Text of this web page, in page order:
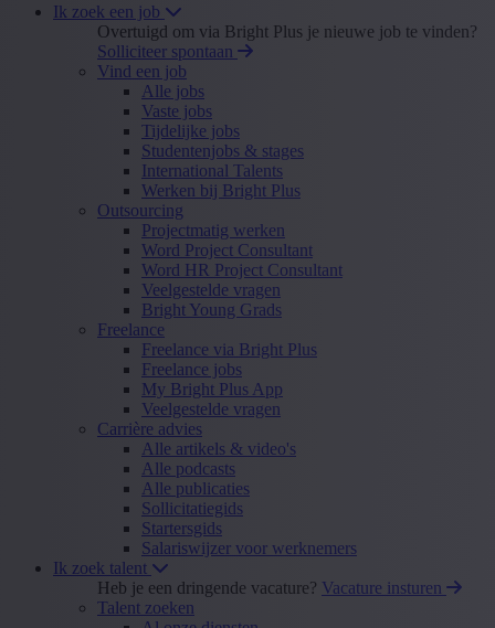
Ik zoek een job
Overtuigd om via Bright Plus je nieuwe job te vinden?
Solliciteer spontaan
Vind een job
Alle jobs
Vaste jobs
Tijdelijke jobs
Studentenjobs & stages
International Talents
Werken bij Bright Plus
Outsourcing
Projectmatig werken
Word Project Consultant
Word HR Project Consultant
Veelgestelde vragen
Bright Young Grads
Freelance
Freelance via Bright Plus
Freelance jobs
My Bright Plus App
Veelgestelde vragen
Carrière advies
Alle artikels & video's
Alle podcasts
Alle publicaties
Sollicitatiegids
Startersgids
Salariswijzer voor werknemers
Ik zoek talent
Heb je een dringende vacature? Vacature insturen
Talent zoeken